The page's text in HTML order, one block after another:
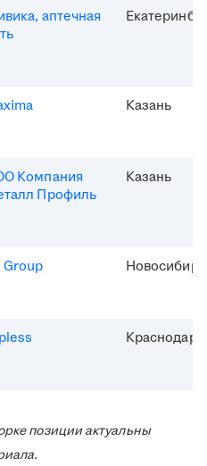
аптечная
Казань
Компания
Профиль
Казань
Group
Краснодар
позиции актуальны